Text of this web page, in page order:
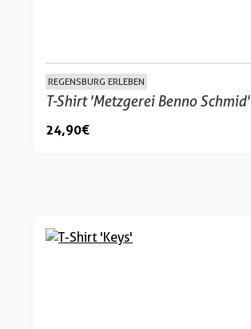
REGENSBURG ERLEBEN
T-Shirt 'Metzgerei Benno Schmid'
24,90 €